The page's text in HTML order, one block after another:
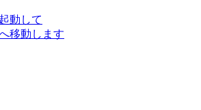
動して
移動します